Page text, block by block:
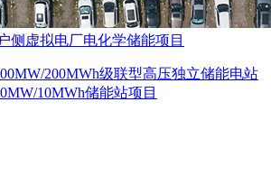
侧虚拟电厂电化学储能项目
200MWh级联型高压独立储能电站
10MWh储能站项目